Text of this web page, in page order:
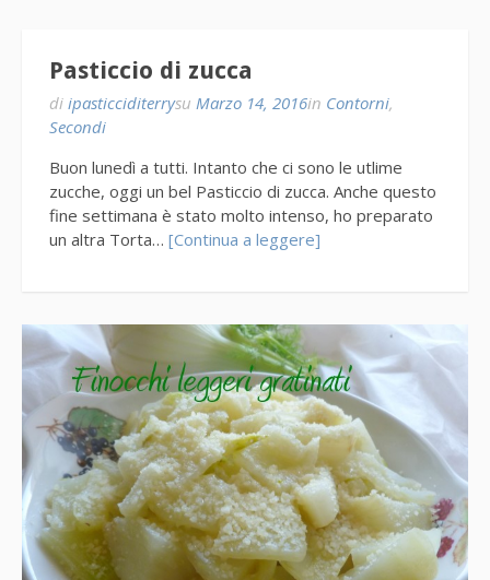
Pasticcio di zucca
di ipasticciditerrysu Marzo 14, 2016in Contorni,
Secondi
Buon lunedì a tutti. Intanto che ci sono le utlime
zucche, oggi un bel Pasticcio di zucca. Anche questo
fine settimana è stato molto intenso, ho preparato
un altra Torta… [Continua a leggere]